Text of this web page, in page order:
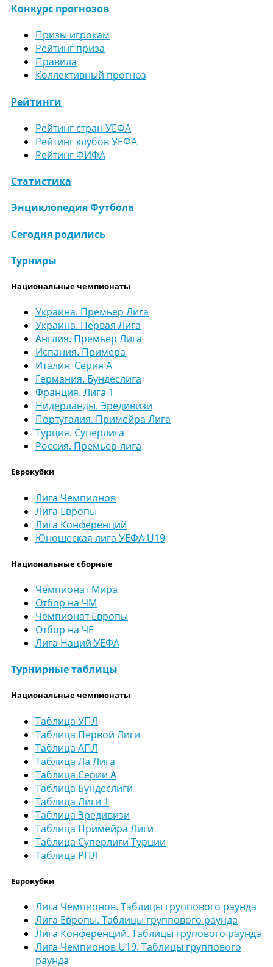
Конкурс прогнозов
Призы игрокам
Рейтинг приза
Правила
Коллективный прогноз
Рейтинги
Рейтинг стран УЕФА
Рейтинг клубов УЕФА
Рейтинг ФИФА
Статистика
Энциклопедия Футбола
Сегодня родились
Турниры
Национальные чемпионаты
Украина. Премьер Лига
Украина. Первая Лига
Англия. Премьер Лига
Испания. Примера
Италия. Серия А
Германия. Бундеслига
Франция. Лига 1
Нидерланды. Эредивизи
Португалия. Примейра Лига
Турция. Суперлига
Россия. Премьер-лига
Еврокубки
Лига Чемпионов
Лига Европы
Лига Конференций
Юношеская лига УЕФА U19
Национальные сборные
Чемпионат Мира
Отбор на ЧМ
Чемпионат Европы
Отбор на ЧЕ
Лига Наций УЕФА
Турнирные таблицы
Национальные чемпионаты
Таблица УПЛ
Таблица Первой Лиги
Таблица АПЛ
Таблица Ла Лига
Таблица Серии А
Таблица Бундеслиги
Таблица Лиги 1
Таблица Эредивизи
Таблица Примейра Лиги
Таблица Суперлиги Турции
Таблица РПЛ
Еврокубки
Лига Чемпионов. Таблицы группового раунда
Лига Европы. Таблицы группового раунда
Лига Конференций. Таблицы групового раунда
Лига Чемпионов U19. Таблицы группового
раунда